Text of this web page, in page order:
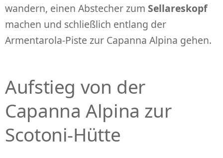
wandern, einen Abstecher zum Sellareskopf
machen und schließlich entlang der
Armentarola-Piste zur Capanna Alpina gehen.
Aufstieg von der
Capanna Alpina zur
Scotoni-Hütte